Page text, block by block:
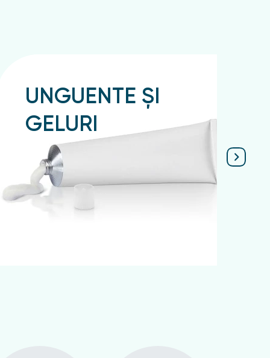
UNGUENTE ȘI
GELURI
Подробнее